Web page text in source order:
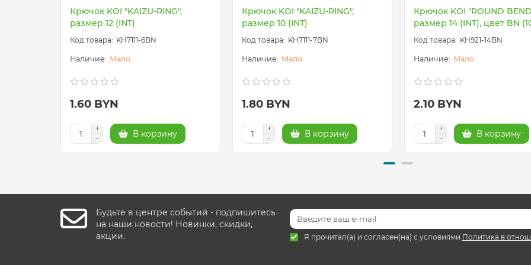
Крючок KOI "KAIZU-RING",
размер 12 (INT)
KH7111-6BN
Мало
1.60 BYN
В корзину
Крючок KOI "KAIZU-RING",
размер 10 (INT)
KH7111-7BN
Мало
1.80 BYN
В корзину
Крючок KOI "ROUND
размер 14 (INT), цвет BN
KH921-14BN
Мало
2.10 BYN
В корзину
Будьте в центре событий - подпишитесь
на наши новости! Новинки, скидки,
акции.
Я прочитал(а) и согласен(на) с условиями Политика в